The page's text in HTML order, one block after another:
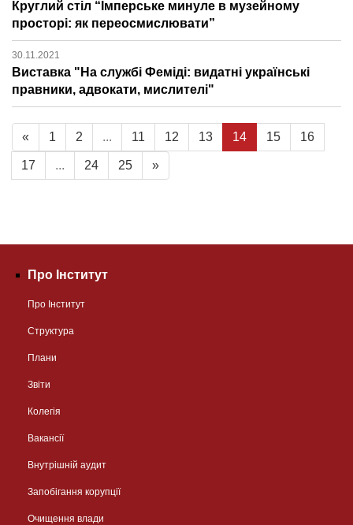
Круглий стіл “Імперське минуле в музейному
просторі: як переосмислювати”
30.11.2021
Виставка "На службі Феміді: видатні українські
правники, адвокати, мислителі"
« 1 2 ... 11 12 13 14 15 16
17 ... 24 25 »
Про Інститут
Про Інститут
Структура
Плани
Звіти
Колегія
Вакансії
Внутрішній аудит
Запобігання корупції
Очищення влади